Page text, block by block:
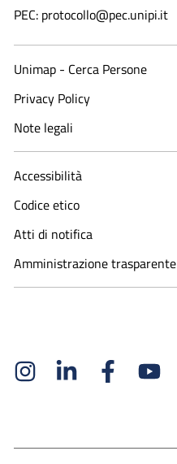
PEC: protocollo@pec.unipi.it
Unimap - Cerca Persone
Privacy Policy
Note legali
Accessibilità
Codice etico
Atti di notifica
Amministrazione trasparente